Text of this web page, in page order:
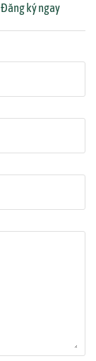
Đăng ký ngay